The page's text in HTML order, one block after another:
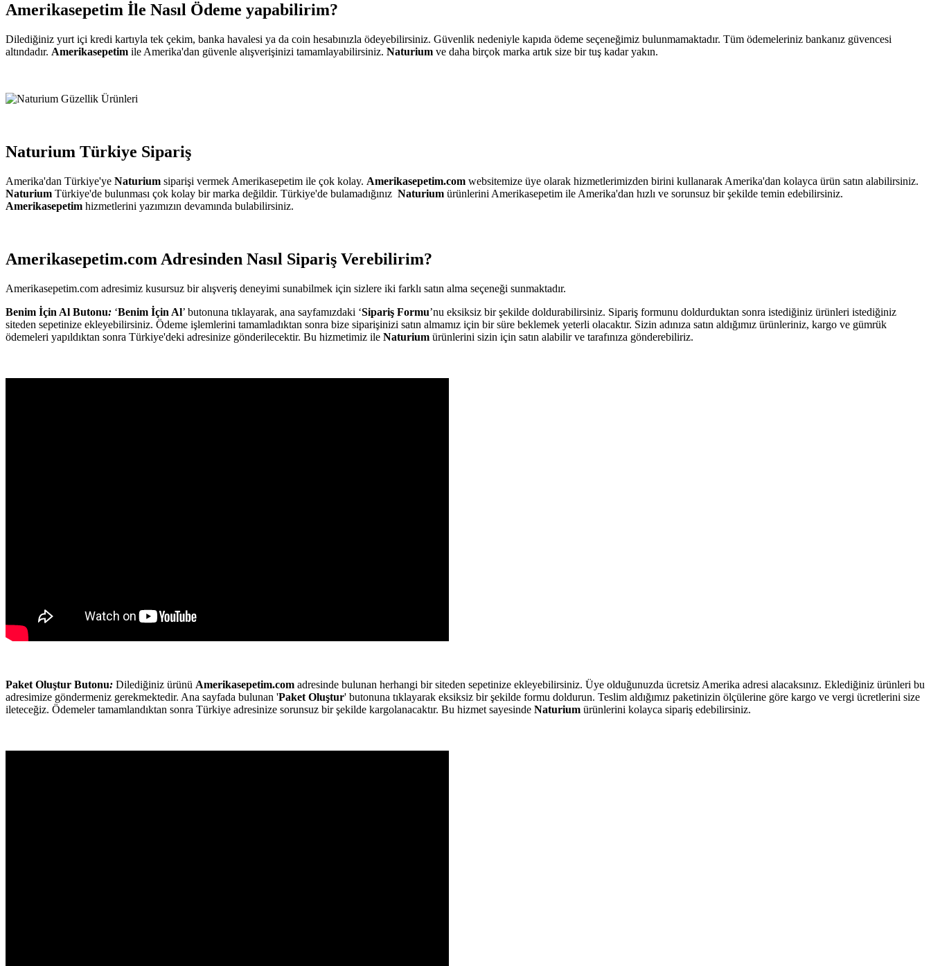
Amerikasepetim İle Nasıl Ödeme yapabilirim?
Dilediğiniz yurt içi kredi kartıyla tek çekim, banka havalesi ya da coin hesabınızla ödeyebilirsiniz. Güvenlik nedeniyle kapıda ödeme seçeneğimiz bulunmamaktadır. Tüm ödemeleriniz bankanız güvencesi
altındadır. Amerikasepetim ile Amerika'dan güvenle alışverişinizi tamamlayabilirsiniz. Naturium ve daha birçok marka artık size bir tuş kadar yakın.
Naturium Türkiye Sipariş
Amerika'dan Türkiye'ye Naturium siparişi vermek Amerikasepetim ile çok kolay. Amerikasepetim.com websitemize üye olarak hizmetlerimizden birini kullanarak Amerika'dan kolayca ürün satın alabilirsiniz.
Naturium Türkiye'de bulunması çok kolay bir marka değildir. Türkiye'de bulamadığınız Naturium ürünlerini Amerikasepetim ile Amerika'dan hızlı ve sorunsuz bir şekilde temin edebilirsiniz.
Amerikasepetim hizmetlerini yazımızın devamında bulabilirsiniz.
Amerikasepetim.com Adresinden Nasıl Sipariş Verebilirim?
Amerikasepetim.com adresimiz kusursuz bir alışveriş deneyimi sunabilmek için sizlere iki farklı satın alma seçeneği sunmaktadır.
Benim İçin Al Butonu: ‘Benim İçin Al’ butonuna tıklayarak, ana sayfamızdaki ‘Sipariş Formu’nu eksiksiz bir şekilde doldurabilirsiniz. Sipariş formunu doldurduktan sonra istediğiniz ürünleri istediğiniz
siteden sepetinize ekleyebilirsiniz. Ödeme işlemlerini tamamladıktan sonra bize siparişinizi satın almamız için bir süre beklemek yeterli olacaktır. Sizin adınıza satın aldığımız ürünleriniz, kargo ve gümrük
ödemeleri yapıldıktan sonra Türkiye'deki adresinize gönderilecektir. Bu hizmetimiz ile Naturium ürünlerini sizin için satın alabilir ve tarafınıza gönderebiliriz.
Paket Oluştur Butonu: Dilediğiniz ürünü Amerikasepetim.com adresinde bulunan herhangi bir siteden sepetinize ekleyebilirsiniz. Üye olduğunuzda ücretsiz Amerika adresi alacaksınız. Eklediğiniz ürünleri bu
adresimize göndermeniz gerekmektedir. Ana sayfada bulunan 'Paket Oluştur' butonuna tıklayarak eksiksiz bir şekilde formu doldurun. Teslim aldığımız paketinizin ölçülerine göre kargo ve vergi ücretlerini size
ileteceğiz. Ödemeler tamamlandıktan sonra Türkiye adresinize sorunsuz bir şekilde kargolanacaktır. Bu hizmet sayesinde Naturium ürünlerini kolayca sipariş edebilirsiniz.